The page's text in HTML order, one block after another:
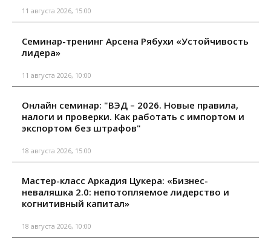
11 августа 2026, 15:00
Семинар-тренинг Арсена Рябухи «Устойчивость
лидера»
11 августа 2026, 10:00
Онлайн семинар: "ВЭД – 2026. Новые правила,
налоги и проверки. Как работать с импортом и
экспортом без штрафов"
18 августа 2026, 15:00
Мастер-класс Аркадия Цукера: «Бизнес-
неваляшка 2.0: непотопляемое лидерство и
когнитивный капитал»
18 августа 2026, 10:00